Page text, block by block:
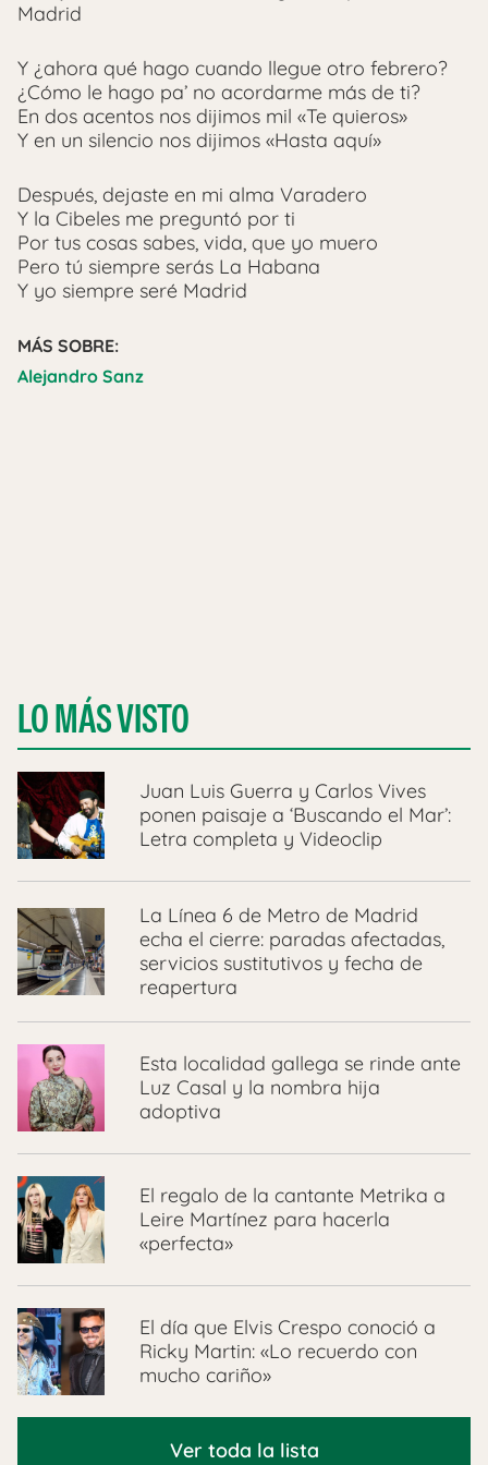
Madrid
Y ¿ahora qué hago cuando llegue otro febrero?
¿Cómo le hago pa’ no acordarme más de ti?
En dos acentos nos dijimos mil «Te quieros»
Y en un silencio nos dijimos «Hasta aquí»
Después, dejaste en mi alma Varadero
Y la Cibeles me preguntó por ti
Por tus cosas sabes, vida, que yo muero
Pero tú siempre serás La Habana
Y yo siempre seré Madrid
MÁS SOBRE:
Alejandro Sanz
LO MÁS VISTO
Juan Luis Guerra y Carlos Vives
ponen paisaje a ‘Buscando el Mar’:
Letra completa y Videoclip
La Línea 6 de Metro de Madrid
echa el cierre: paradas afectadas,
servicios sustitutivos y fecha de
reapertura
Esta localidad gallega se rinde ante
Luz Casal y la nombra hija
adoptiva
El regalo de la cantante Metrika a
Leire Martínez para hacerla
«perfecta»
El día que Elvis Crespo conoció a
Ricky Martin: «Lo recuerdo con
mucho cariño»
Ver toda la lista